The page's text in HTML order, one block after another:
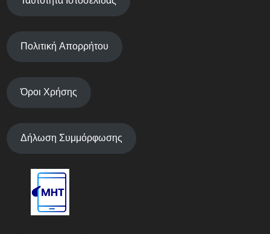
Πολιτική Απορρήτου
Όροι Χρήσης
Δήλωση Συμμόρφωσης